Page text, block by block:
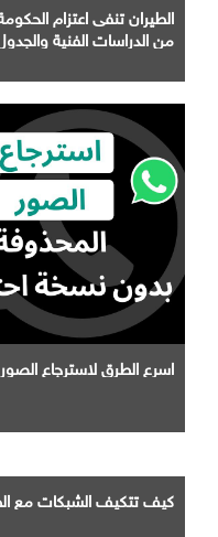
الطيران تنفى اعتزام
من الدراسات الفنية
اسرع الطرق لاسترجاع
كيف تتكيف الشبكات مع